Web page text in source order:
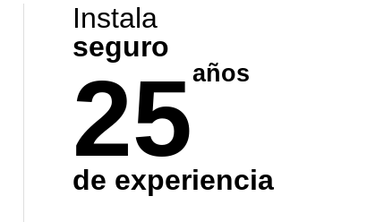
Instala
seguro
25años
de experiencia